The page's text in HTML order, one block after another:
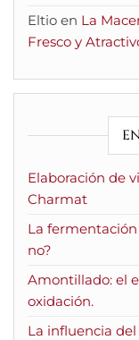
Eltio en La
Fresco y
Elaboración de
Charmat
La
no?
Amontillado: el
oxidación.
La influencia